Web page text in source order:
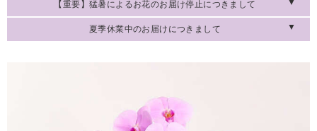
【重要】猛暑によるお花のお届け停止につきまして
夏季休業中のお届けにつきまして